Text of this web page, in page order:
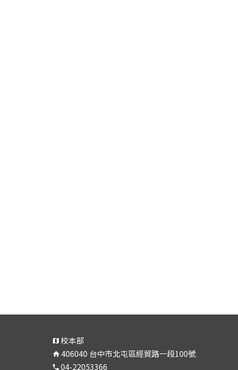
校本部
406040 台中市北屯區經貿路一段100號
04-22053366